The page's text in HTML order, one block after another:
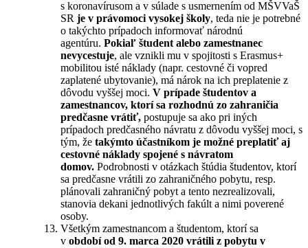
s koronavírusom a v súlade s usmernením od MŠVVaŠ
SR je v právomoci vysokej školy, teda nie je potrebné
o takýchto prípadoch informovať národnú
agentúru. Pokiaľ študent alebo zamestnanec
nevycestuje, ale vznikli mu v spojitosti s Erasmus+
mobilitou isté náklady (napr. cestovné či vopred
zaplatené ubytovanie), má nárok na ich preplatenie z
dôvodu vyššej moci. V prípade študentov a
zamestnancov, ktorí sa rozhodnú zo zahraničia
predčasne vrátiť, postupuje sa ako pri iných
prípadoch predčasného návratu z dôvodu vyššej moci, s
tým, že takýmto účastníkom je možné preplatiť aj
cestovné náklady spojené s návratom
domov. Podrobnosti v otázkach štúdia študentov, ktorí
sa predčasne vrátili zo zahraničného pobytu, resp.
plánovali zahraničný pobyt a tento nezrealizovali,
stanovia dekani jednotlivých fakúlt a nimi poverené
osoby.
Všetkým zamestnancom a študentom, ktorí sa
v obdobíod 9. marca 2020 vrátili z pobytu v